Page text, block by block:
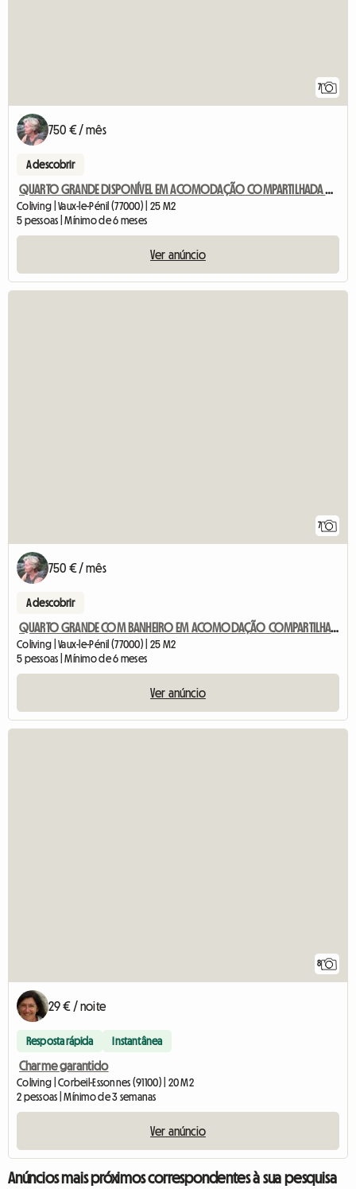
7
750 € / mês
A descobrir
QUARTO GRANDE DISPONÍVEL EM ACOMODAÇÃO COMPARTILHADA DE ALTO PADRÃO
Coliving | Vaux-le-Pénil (77000) | 25 M2
5 pessoas | Mínimo de 6 meses
Ver anúncio
7
750 € / mês
A descobrir
QUARTO GRANDE COM BANHEIRO EM ACOMODAÇÃO COMPARTILHADA DE ALTO PADRÃO
Coliving | Vaux-le-Pénil (77000) | 25 M2
5 pessoas | Mínimo de 6 meses
Ver anúncio
8
29 € / noite
Resposta rápida Instantânea
Charme garantido
Coliving | Corbeil-Essonnes (91100) | 20 M2
2 pessoas | Mínimo de 3 semanas
Ver anúncio
Anúncios mais próximos correspondentes à sua pesquisa